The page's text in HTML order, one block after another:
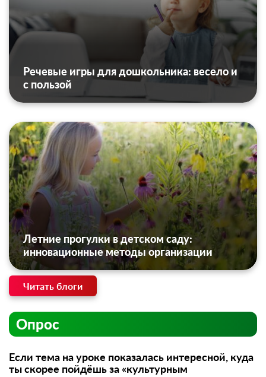
Речевые игры для дошкольника: весело и
с пользой
Летние прогулки в детском саду:
инновационные методы организации
Читать блоги
Опрос
Если тема на уроке показалась интересной, куда
ты скорее пойдёшь за «культурным